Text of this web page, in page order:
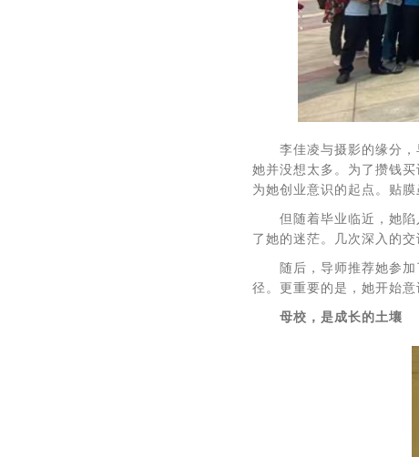
李佳凌与摄影的缘分
她并没想太多。为了攒钱
为她创业意识的起点。贴
但随着毕业临近，她
了她的迷茫。几次深入的
随后，导师推荐她参
径。更重要的是，她开始
母校，是成长的土壤